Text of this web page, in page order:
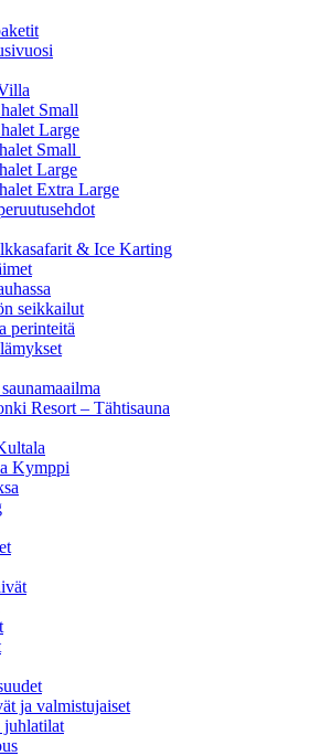
Small
Large
Small
Large
Extra Large
& Ice Karting
seikkailut
perinteitä
Resort – Tähtisauna
Kymppi
ja valmistujaiset
juhlatilat